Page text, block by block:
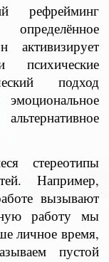
рефрейминг
активизирует
психические
подход
стереотипы
Например,
вызывают
работу мы
личное время,
пустой